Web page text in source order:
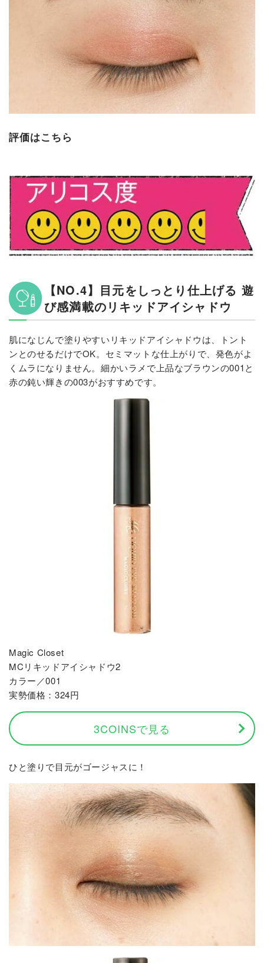
評価はこちら
【NO.4】目元をしっとり仕上げる 遊
び感満載のリキッドアイシャドウ
肌になじんで塗りやすいリキッドアイシャドウは、トント
ンとのせるだけでOK。セミマットな仕上がりで、発色がよ
くムラになりません。細かいラメで上品なブラウンの001と
赤の鈍い輝きの003がおすすめです。
Magic Closet
MCリキッドアイシャドウ2
カラー／001
実勢価格：324円
3COINSで見る
ひと塗りで目元がゴージャスに！